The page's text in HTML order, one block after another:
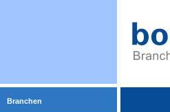
Branchen